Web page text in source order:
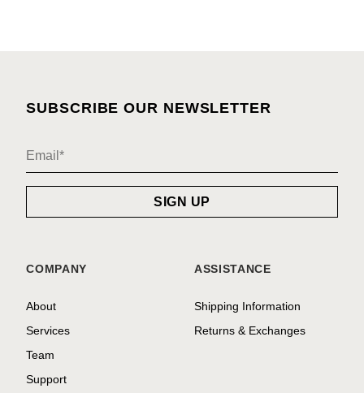
SUBSCRIBE OUR NEWSLETTER
COMPANY
About
Services
Team
Support
ASSISTANCE
Shipping Information
Returns & Exchanges